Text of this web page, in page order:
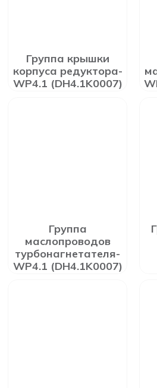
Группа крышки
корпуса редуктора-
WP4.1 (DH4.1K0007)
Группа
маслопроводов
турбонагнетателя-
WP4.1 (DH4.1K0007)